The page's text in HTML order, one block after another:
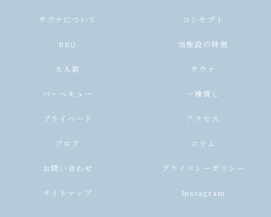
サウナについて コンセプト
BBQ 当施設の特徴
大人数 サウナ
バーベキュー 一棟貸し
プライベート アクセス
ブログ コラム
お問い合わせ プライバシーポリシー
サイトマップ Instagram